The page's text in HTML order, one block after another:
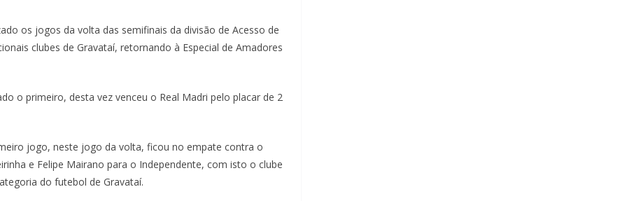
os jogos da volta das semifinais da divisão de Acesso de
clubes de Gravataí, retornando à Especial de Amadores
o primeiro, desta vez venceu o Real Madri pelo placar de 2
jogo, neste jogo da volta, ficou no empate contra o
e Felipe Mairano para o Independente, com isto o clube
do futebol de Gravataí.